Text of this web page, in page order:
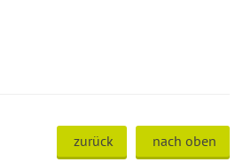
zurück nach oben